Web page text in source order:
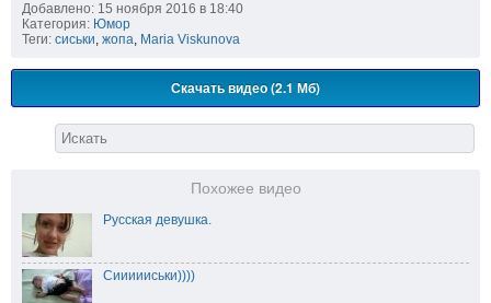
Добавлено: 15 ноября 2016 в 18:40
Категория: Юмор
Теги: сиськи, жопа, Maria Viskunova
Скачать видео (2.1 Мб)
Похожее видео
Русская девушка.
Сиииииськи))))